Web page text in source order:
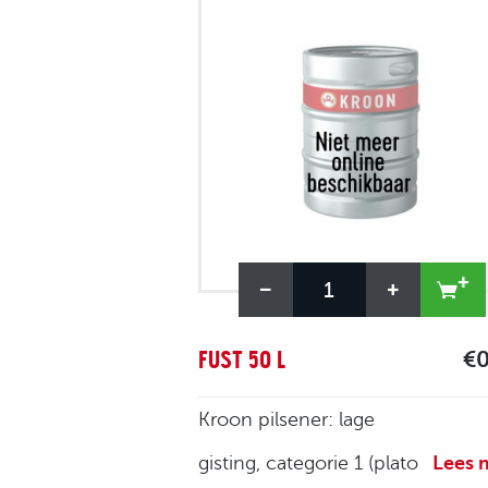
FUST 50 L
Kroon pilsener: lage
gisting, categorie 1 (plato
Lees